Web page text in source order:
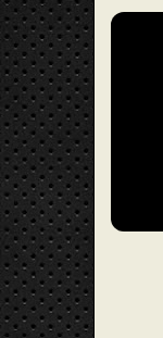
🎞️
Vi
de
o
28
:4
0